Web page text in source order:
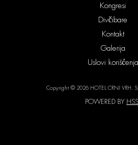
Kongresi
Divčibare
Kontakt
Galerija
Uslovi korišćenja
Copyright © 2026 HOTEL CRNI VRH.
POWERED BY HSS